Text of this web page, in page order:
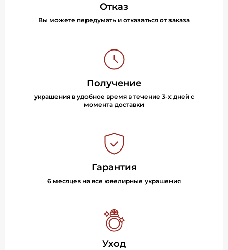
Отказ
Вы можете передумать и отказаться от заказа
Получение
украшения в удобное время в течение 3-х дней с
момента доставки
Гарантия
6 месяцев на все ювелирные украшения
Уход